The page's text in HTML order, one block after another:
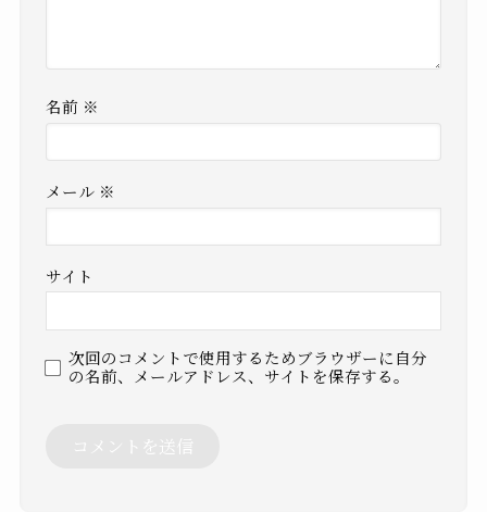
名前 ※
メール ※
サイト
次回のコメントで使用するためブラウザーに自分
の名前、メールアドレス、サイトを保存する。